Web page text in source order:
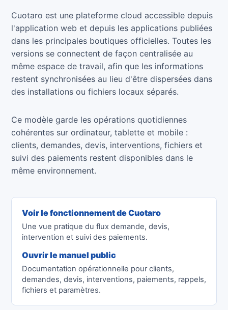
Cuotaro est une plateforme cloud accessible depuis
l'application web et depuis les applications publiées
dans les principales boutiques officielles. Toutes les
versions se connectent de façon centralisée au
même espace de travail, afin que les informations
restent synchronisées au lieu d'être dispersées dans
des installations ou fichiers locaux séparés.
Ce modèle garde les opérations quotidiennes
cohérentes sur ordinateur, tablette et mobile :
clients, demandes, devis, interventions, fichiers et
suivi des paiements restent disponibles dans le
même environnement.
Voir le fonctionnement de Cuotaro
Une vue pratique du flux demande, devis,
intervention et suivi des paiements.
Ouvrir le manuel public
Documentation opérationnelle pour clients,
demandes, devis, interventions, paiements, rappels,
fichiers et paramètres.